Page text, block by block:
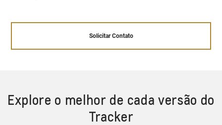
Solicitar Contato
Explore o melhor de cada versão do
Tracker